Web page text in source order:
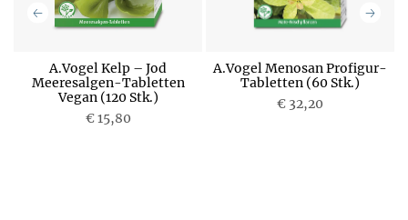
A.Vogel Kelp – Jod
Meeresalgen-Tabletten
Vegan (120 Stk.)
€ 15,80
A.Vogel Menosan Profigur-
Tabletten (60 Stk.)
€ 32,20
P